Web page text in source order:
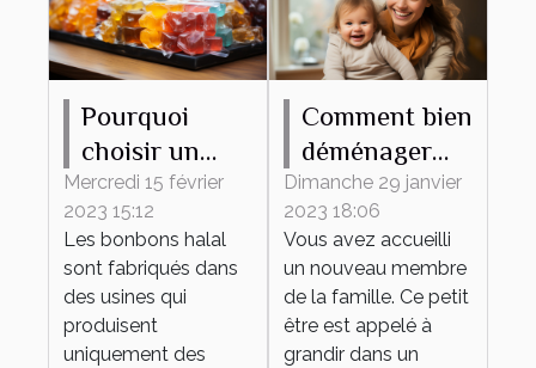
Pourquoi
choisir un
bonbon halal
?
Mercredi 15 février
2023 15:12
Les bonbons halal
sont fabriqués dans
des usines qui
produisent
uniquement des
Comment bien
déménager
avec votre
bébé ?
Dimanche 29 janvier
2023 18:06
Vous avez accueilli
un nouveau membre
de la famille. Ce petit
être est appelé à
grandir dans un